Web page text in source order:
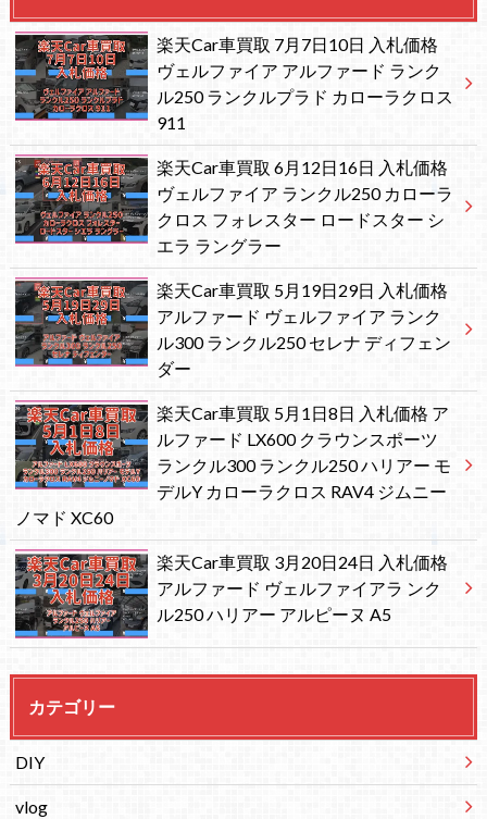
楽天Car車買取 7月7日10日 入札価格
ヴェルファイア アルファード ランク
ル250 ランクルプラド カローラクロス
911
楽天Car車買取 6月12日16日 入札価格
ヴェルファイア ランクル250 カローラ
クロス フォレスター ロードスター シ
エラ ラングラー
楽天Car車買取 5月19日29日 入札価格
アルファード ヴェルファイア ランク
ル300 ランクル250 セレナ ディフェン
ダー
楽天Car車買取 5月1日8日 入札価格 ア
ルファード LX600 クラウンスポーツ
ランクル300 ランクル250 ハリアー モ
デルY カローラクロス RAV4 ジムニー
ノマド XC60
楽天Car車買取 3月20日24日 入札価格
アルファード ヴェルファイアラ ンク
ル250 ハリアー アルピーヌ A5
カテゴリー
DIY
vlog